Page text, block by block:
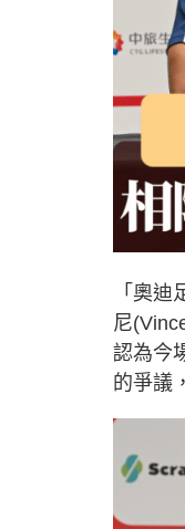
「奧
尼
認為今
的爭議